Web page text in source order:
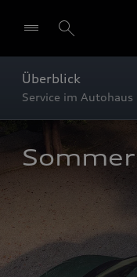
Überblick
Service im